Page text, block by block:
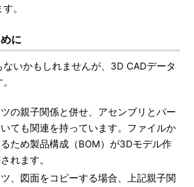
。
に
いかもしれませんが、3D CADデータ
の親子関係と併せ、アセンブリとパー
ても関連を持っています。ファイルか
ため製品構成（BOM）が3Dモデル作
れます。
、図面をコピーする場合、上記親子関